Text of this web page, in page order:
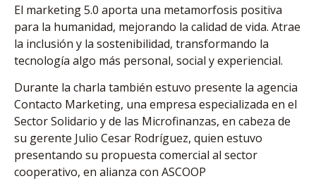
El marketing 5.0 aporta una metamorfosis positiva
para la humanidad, mejorando la calidad de vida. Atrae
la inclusión y la sostenibilidad, transformando la
tecnología algo más personal, social y experiencial.
Durante la charla también estuvo presente la agencia
Contacto Marketing, una empresa especializada en el
Sector Solidario y de las Microfinanzas, en cabeza de
su gerente Julio Cesar Rodríguez, quien estuvo
presentando su propuesta comercial al sector
cooperativo, en alianza con ASCOOP